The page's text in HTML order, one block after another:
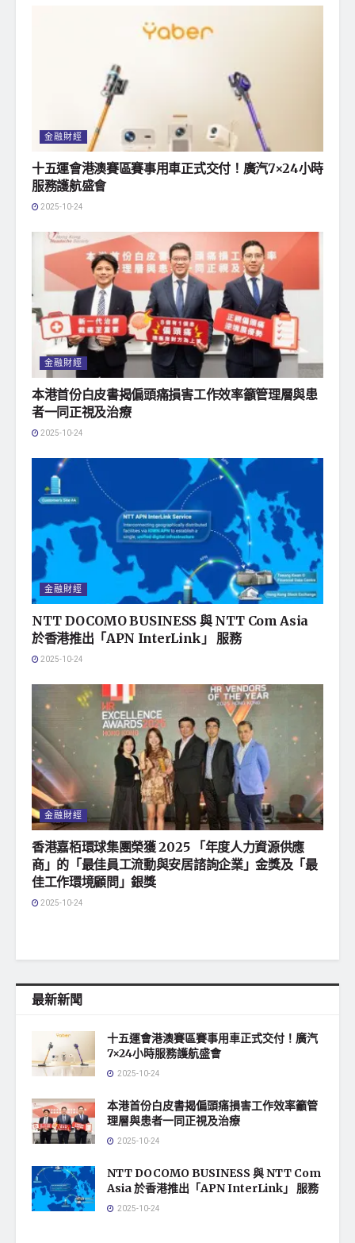
金融財經
十五運會港澳賽區賽事用車正式交付！廣汽7×24小時
服務護航盛會
2025-10-24
金融財經
本港首份白皮書揭偏頭痛損害工作效率籲管理層與患
者一同正視及治療
2025-10-24
金融財經
NTT DOCOMO BUSINESS 與 NTT Com Asia
於香港推出「APN InterLink」 服務
2025-10-24
金融財經
香港嘉栢環球集團榮獲 2025 「年度人力資源供應
商」的「最佳員工流動與安居諮詢企業」金獎及「最
佳工作環境顧問」銀獎
2025-10-24
最新新聞
十五運會港澳賽區賽事用車正式交付！廣汽
7×24小時服務護航盛會
2025-10-24
本港首份白皮書揭偏頭痛損害工作效率籲管
理層與患者一同正視及治療
2025-10-24
NTT DOCOMO BUSINESS 與 NTT Com
Asia 於香港推出「APN InterLink」 服務
2025-10-24